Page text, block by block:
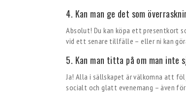
4. Kan man ge det som
Absolut! Du kan köpa ett presentkort
vid ett senare tillfälle – eller ni kan
5. Kan man titta på om man inte
Ja! Alla i sällskapet är välkomna att
socialt och glatt evenemang – även